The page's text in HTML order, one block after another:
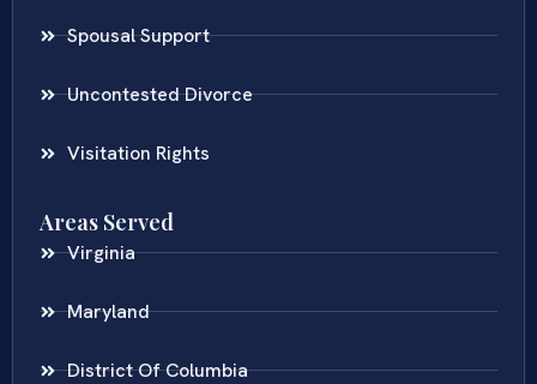
Spousal Support
Uncontested Divorce
Visitation Rights
Areas Served
Virginia
Maryland
District Of Columbia